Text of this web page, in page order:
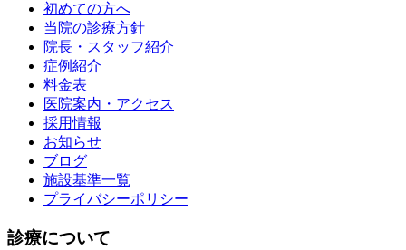
初めての方へ
当院の診療方針
院長・スタッフ紹介
症例紹介
料金表
医院案内・アクセス
採用情報
お知らせ
ブログ
施設基準一覧
プライバシーポリシー
診療について